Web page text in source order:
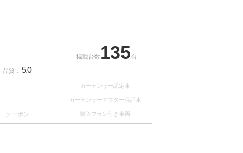
品質： 5.0
クーポン
掲載台数 135台
カーセンサー認定車
カーセンサーアフター保証車
購入プラン付き車両